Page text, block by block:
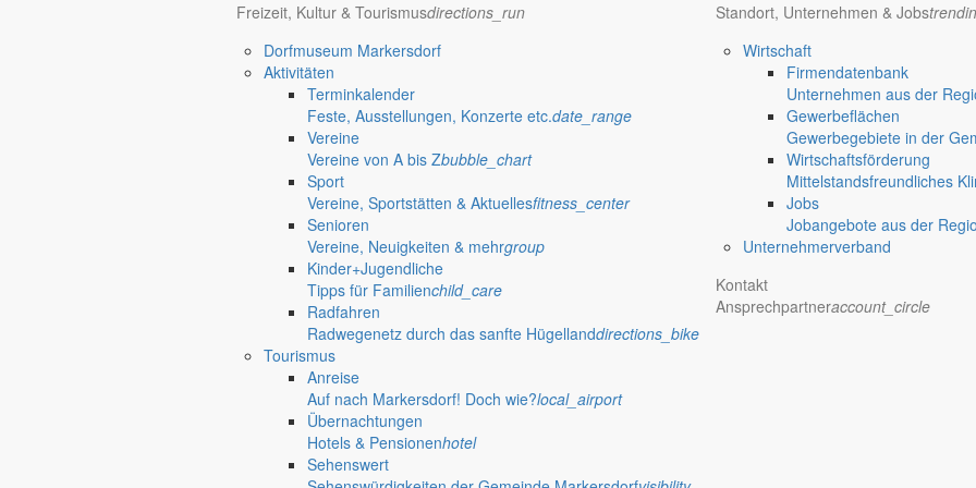
Freizeit, Kultur & Tourismusdirections_run
Dorfmuseum Markersdorf
Aktivitäten
Terminkalender
Feste, Ausstellungen, Konzerte etc.date_range
Vereine
Vereine von A bis Zbubble_chart
Sport
Vereine, Sportstätten & Aktuellesfitness_center
Senioren
Vereine, Neuigkeiten & mehrgroup
Kinder+Jugendliche
Tipps für Familienchild_care
Radfahren
Radwegenetz durch das sanfte Hügellanddirections_bike
Tourismus
Anreise
Auf nach Markersdorf! Doch wie?local_airport
Übernachtungen
Hotels & Pensionenhotel
Sehenswert
Standort, Unternehmen & Jobs
Wirtschaft
Firmendatenbank
Unternehmen aus der
Gewerbeflächen
Gewerbegebiete in der
Wirtschaftsförderung
Mittelstandsfreundliches
Jobs
Jobangebote aus der
Unternehmerverband
Kontakt
Ansprechpartneraccount_circle
mehr aus diesem Themenbereich
Markersdorf beteiligt sich an bundesweiter Aktion „Kommunen am Limit“
Am 22. Juni 2026 machten Städte, Landkreise und Gemeinden auf die angespannte Finanzlage der Kommunen aufmerksam.
Deutsche Zentrum für Astrophysik startet Ideenwettbewerb
Das Deutsche Zentrum für Astrophysik (DZA) ruft zum Ideenwettbewerb auf. Gesucht werden Vorschläge, die eine Verbindung zwischen der
Beratung durch Verbraucherzentrale